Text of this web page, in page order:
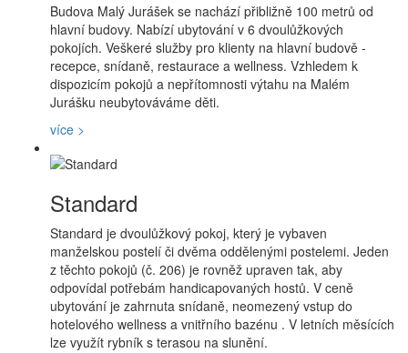
Budova Malý Jurášek se nachází přibližně 100 metrů od
hlavní budovy. Nabízí ubytování v 6 dvoulůžkových
pokojích. Veškeré služby pro klienty na hlavní budově -
recepce, snídaně, restaurace a wellness. Vzhledem k
dispozicím pokojů a nepřítomnosti výtahu na Malém
Jurášku neubytováváme děti.
více >
Standard
Standard je dvoulůžkový pokoj, který je vybaven
manželskou postelí či dvěma oddělenými postelemi. Jeden
z těchto pokojů (č. 206) je rovněž upraven tak, aby
odpovídal potřebám handicapovaných hostů. V ceně
ubytování je zahrnuta snídaně, neomezený vstup do
hotelového wellness a vnitřního bazénu . V letních měsících
lze využít rybník s terasou na slunění.